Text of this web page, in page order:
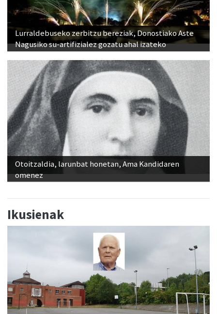
Lurraldebuseko zerbitzu bereziak, Donostiako Aste
Nagusiko su-artifizialez gozatu ahal izateko
Otoitzaldia, larunbat honetan, Ama Kandidaren
omenez
Ikusienak